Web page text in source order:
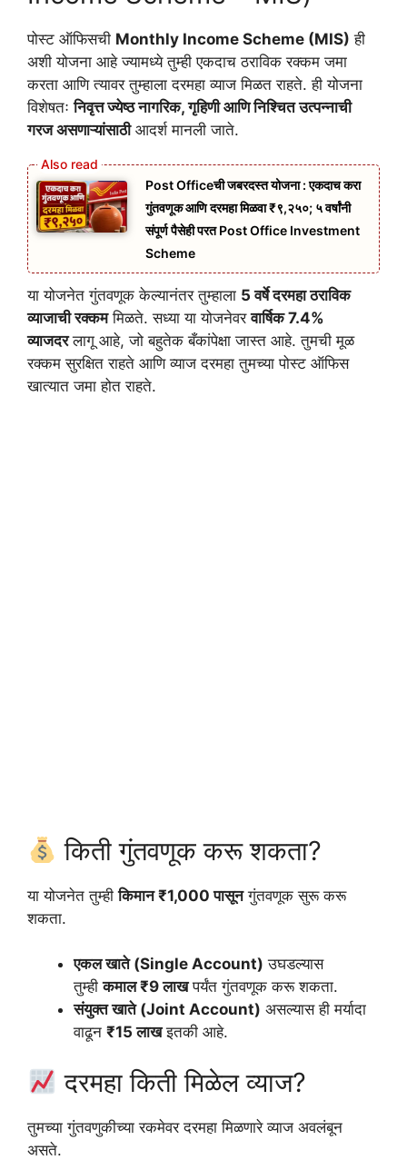
पोस्ट ऑफिसची Monthly Income Scheme (MIS) ही
अशी योजना आहे ज्यामध्ये तुम्ही एकदाच ठराविक रक्कम जमा
करता आणि त्यावर तुम्हाला दरमहा व्याज मिळत राहते. ही योजना
विशेषतःनिवृत्त ज्येष्ठ नागरिक, गृहिणी आणि निश्चित उत्पन्नाची
गरज असणाऱ्यांसाठीआदर्श मानली जाते.
Post Officeची जबरदस्त योजना : एकदाच करा
गुंतवणूक आणि दरमहा मिळवा ₹९,२५०; ५ वर्षांनी
संपूर्ण पैसेही परत Post Office Investment
Scheme
या योजनेत गुंतवणूक केल्यानंतर तुम्हाला 5 वर्षे दरमहा ठराविक
व्याजाची रक्कममिळते. सध्या या योजनेवरवार्षिक 7.4%
व्याजदरलागू आहे, जो बहुतेक बँकांपेक्षा जास्त आहे. तुमची मूळ
रक्कम सुरक्षित राहते आणि व्याज दरमहा तुमच्या पोस्ट ऑफिस
खात्यात जमा होत राहते.
किती गुंतवणूक करू शकता?
या योजनेत तुम्हीकिमान ₹1,000 पासूनगुंतवणूक सुरू करू
शकता.
एकल खाते (Single Account) उघडल्यास
तुम्हीकमाल ₹9 लाखपर्यंत गुंतवणूक करू शकता.
संयुक्त खाते (Joint Account) असल्यास ही मर्यादा
वाढून ₹15 लाखइतकी आहे.
दरमहा किती मिळेल व्याज?
तुमच्या गुंतवणुकीच्या रकमेवर दरमहा मिळणारे व्याज अवलंबून
असते.